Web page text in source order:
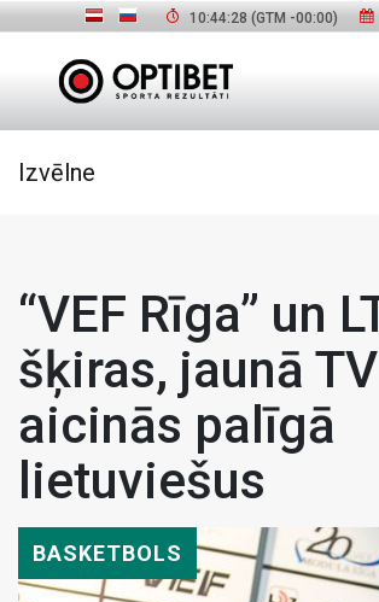
10:44:29 (GTM -00:00)
Izvēlne
“VEF Rīga” un
šķiras, jaunā TV
aicinās palīgā
lietuviešus
BASKETBOLS